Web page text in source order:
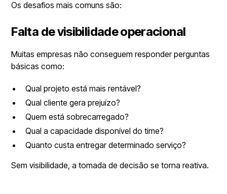
Os desafios mais comuns são:
Falta de visibilidade operacional
Muitas empresas não conseguem responder perguntas
básicas como:
Qual projeto está mais rentável?
Qual cliente gera prejuízo?
Quem está sobrecarregado?
Qual a capacidade disponível do time?
Quanto custa entregar determinado serviço?
Sem visibilidade, a tomada de decisão se torna reativa.